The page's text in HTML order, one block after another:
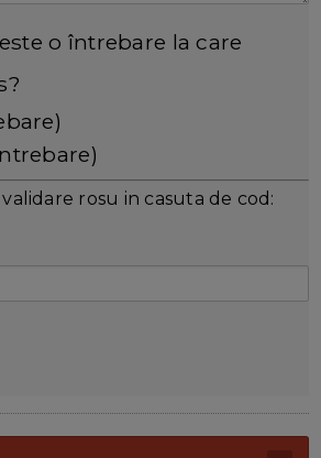
o întrebare la care
rosu in casuta de cod: